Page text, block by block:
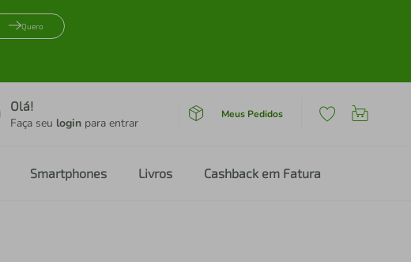
Quero
Olá!
Faça seu login para entrar
Meus Pedidos
Smartphones Livros Cashback em Fatura